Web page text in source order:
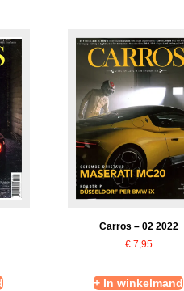
Carros – 02 2022
€7,95
+ In winkelmand